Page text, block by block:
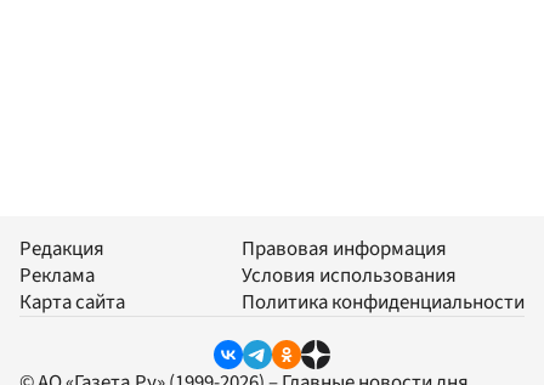
Редакция
Реклама
Карта сайта
Правовая информация
Условия использования
Политика конфиденциальности